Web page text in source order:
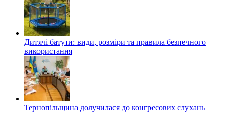
Дитячі батути: види, розміри та правила безпечного
використання
Тернопільщина долучилася до конгресових слухань